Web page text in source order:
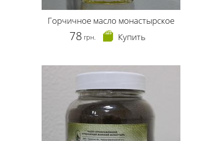
Горчичное масло монастырское
78 грн. Купить